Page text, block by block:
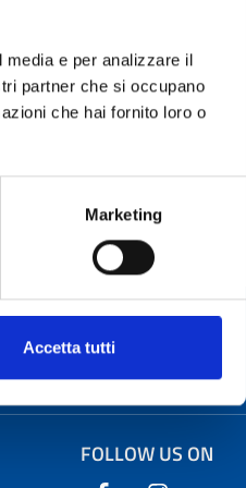
e per analizzare il
partner che si occupano
che hai fornito loro o
Marketing
Accetta tutti
FOLLOW US ON